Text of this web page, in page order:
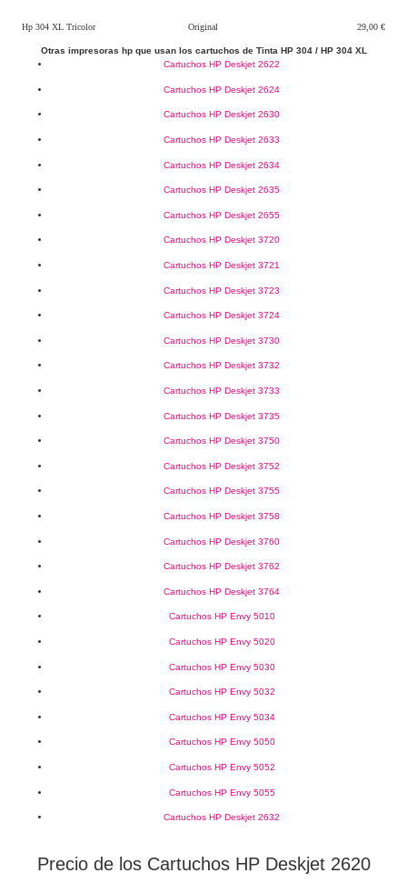
Hp 304 XL Tricolor Original 29,00 €
Otras impresoras hp que usan los cartuchos de Tinta HP 304 / HP 304 XL
Cartuchos HP Deskjet 2622
Cartuchos HP Deskjet 2624
Cartuchos HP Deskjet 2630
Cartuchos HP Deskjet 2633
Cartuchos HP Deskjet 2634
Cartuchos HP Deskjet 2635
Cartuchos HP Deskjet 2655
Cartuchos HP Deskjet 3720
Cartuchos HP Deskjet 3721
Cartuchos HP Deskjet 3723
Cartuchos HP Deskjet 3724
Cartuchos HP Deskjet 3730
Cartuchos HP Deskjet 3732
Cartuchos HP Deskjet 3733
Cartuchos HP Deskjet 3735
Cartuchos HP Deskjet 3750
Cartuchos HP Deskjet 3752
Cartuchos HP Deskjet 3755
Cartuchos HP Deskjet 3758
Cartuchos HP Deskjet 3760
Cartuchos HP Deskjet 3762
Cartuchos HP Deskjet 3764
Cartuchos HP Envy 5010
Cartuchos HP Envy 5020
Cartuchos HP Envy 5030
Cartuchos HP Envy 5032
Cartuchos HP Envy 5034
Cartuchos HP Envy 5050
Cartuchos HP Envy 5052
Cartuchos HP Envy 5055
Cartuchos HP Deskjet 2632
Precio de los Cartuchos HP Deskjet 2620